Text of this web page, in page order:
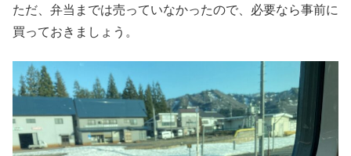
ただ、弁当までは売っていなかったので、必要なら事前に
買っておきましょう。